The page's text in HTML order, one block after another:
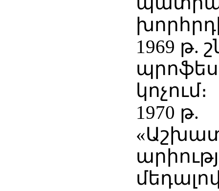
1969 թ.
կոչում։
1970 թ.